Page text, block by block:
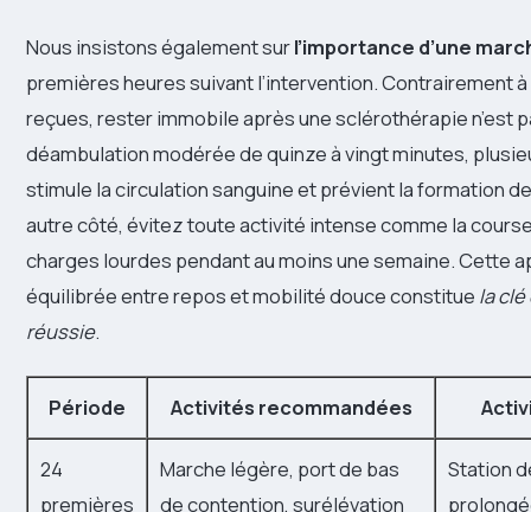
Nous insistons également surl’importance d’une
premières heures suivant l’intervention. Contrairement
reçues, rester immobile après une sclérothérapie n’est
déambulation modérée de quinze à vingt minutes,
stimule la circulation sanguine et prévient la formation de
autre côté, évitez toute activité intense comme la
charges lourdes pendant au moins une semaine. Cette
équilibrée entre repos et mobilité douce constitue la
réussie.
Période Activités recommandées
24
premières
Marche légère, port de bas
de contention, surélévation
Station